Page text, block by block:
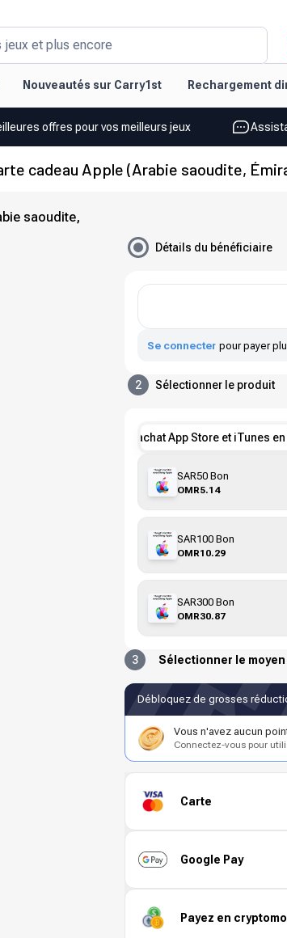
jeux et plus encore
Nouveautés sur Carry1st Rechargement
offres pour vos meilleurs jeux
cadeau Apple (Arabie saoudite,
saoudite,
Détails du bénéficiaire
Se connecter pour payer
2 Sélectionner le produit
Bons d'achat App Store et iTunes
SAR50 Bon
OMR5.14
SAR100 Bon
OMR10.29
SAR300 Bon
OMR30.87
3 Sélectionner le
Débloquez de grosses
Vous n'avez aucun
Connectez-vous pour
Carte
Google Pay
Payez en